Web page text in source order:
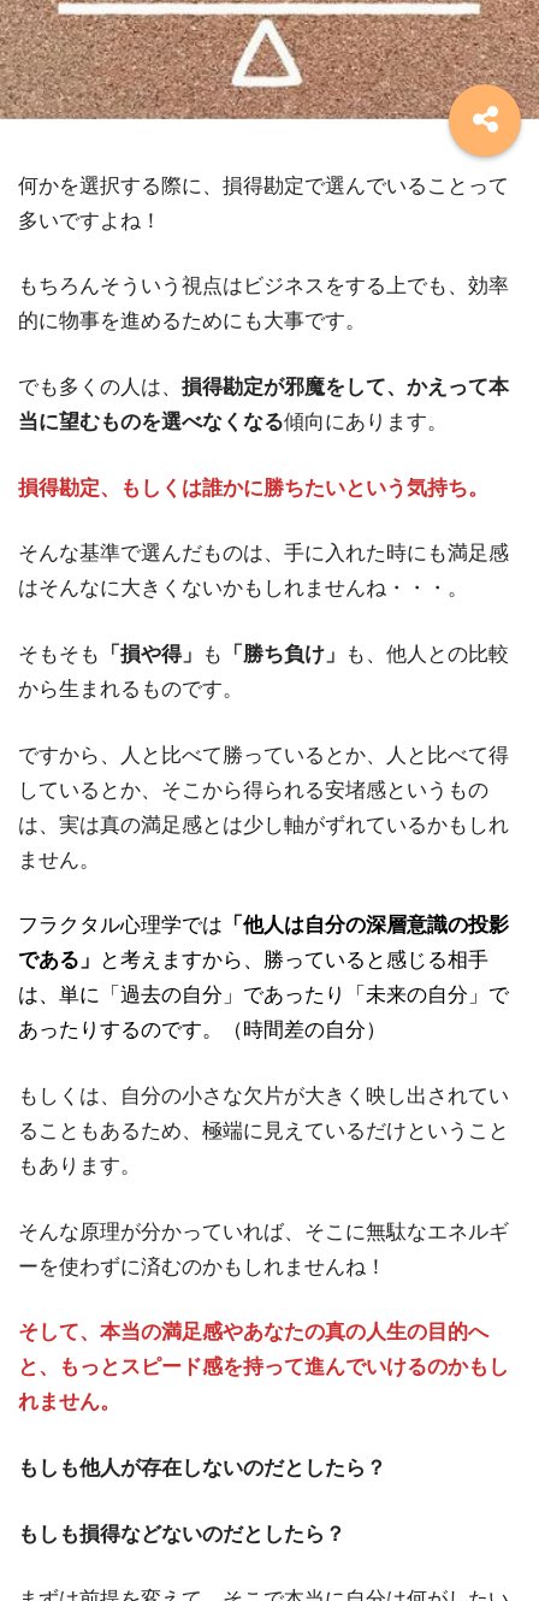
何かを選択する際に、損得勘定で選んでいることって
多いですよね！
もちろんそういう視点はビジネスをする上でも、効率
的に物事を進めるためにも大事です。
でも多くの人は、 損得勘定が邪魔をして、かえって本
当に望むものを選べなくなる傾向にあります。
損得勘定、もしくは誰かに勝ちたいという気持ち。
そんな基準で選んだものは、手に入れた時にも満足感
はそんなに大きくないかもしれませんね・・・。
そもそも 「損や得」 も 「勝ち負け」
も、他人との比較
から生まれるものです。
ですから、人と比べて勝っているとか、人と比べて得
しているとか、そこから得られる安堵感というもの
は、実は真の満足感とは少し軸がずれているかもしれ
ません。
フラクタル心理学では 「他人は自分の深層意識の投影
である」
と考えますから、勝っていると感じる相手
は、単に「過去の自分」であったり「未来の自分」で
あったりするのです。（時間差の自分）
もしくは、自分の小さな欠片が大きく映し出されてい
ることもあるため、極端に見えているだけということ
もあります。
そんな原理が分かっていれば、そこに無駄なエネルギ
ーを使わずに済むのかもしれませんね！
そして、本当の満足感やあなたの真の人生の目的へ
と、もっとスピード感を持って進んでいけるのかもし
れません。
もしも他人が存在しないのだとしたら？
もしも損得などないのだとしたら？